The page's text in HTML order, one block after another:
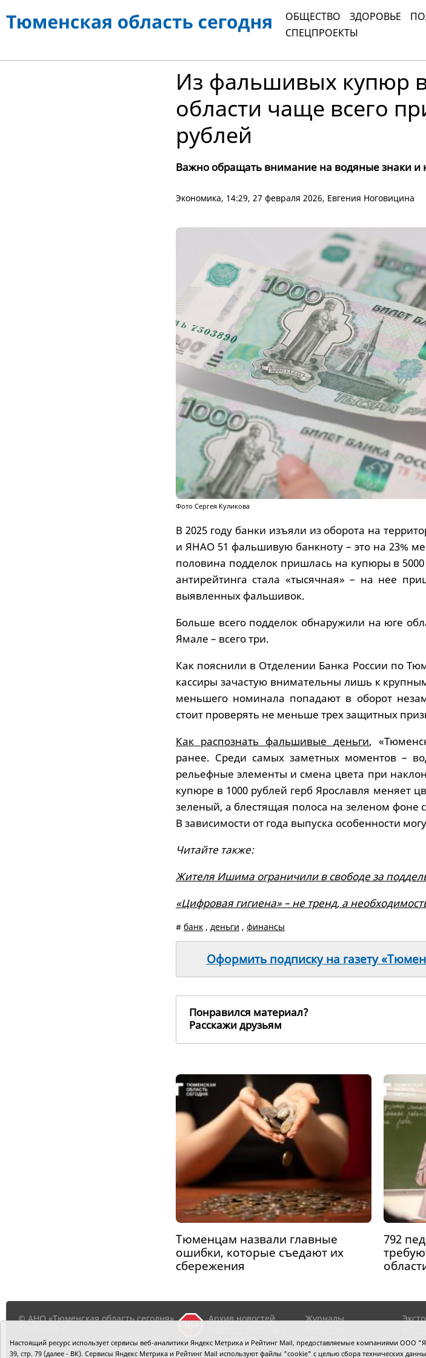
ОБЩЕСТВО ЗДОРОВЬЕ
СПЕЦПРОЕКТЫ
Из фальшивых купюр
области чаще всего
рублей
Важно обращать внимание на водяные знаки и
Экономика, 14:29, 27 февраля 2026, Евгения Ноговицина
Фото Сергея Куликова
В 2025 году банки изъяли из оборота на
и ЯНАО 51 фальшивую банкноту – это на 23%
половина подделок пришлась на купюры в
антирейтинга стала «тысячная» – на нее
выявленных фальшивок.
Больше всего подделок обнаружили на юге
Ямале – всего три.
Как пояснили в Отделении Банка России по
кассиры зачастую внимательны лишь к
меньшего номинала попадают в оборот
стоит проверять не меньше трех защитных
Как распознать фальшивые деньги,
ранее. Среди самых заметных моментов –
рельефные элементы и смена цвета при
купюре в 1000 рублей герб Ярославля меняет
зеленый, а блестящая полоса на зеленом фоне
В зависимости от года выпуска особенности
Читайте также:
Жителя Ишима ограничили в свободе за
«Цифровая гигиена» – не тренд, а
# банк , деньги , финансы
Оформить подписку на газету
Понравился материал?
Расскажи друзьям
Тюменцам назвали главные
ошибки, которые съедают их
сбережения
792
© АНО «Тюменская область сегодня»,
Архив новостей
районов ТО
Журналы
RSS поток
Настоящий ресурс использует сервисы веб-аналитики Яндекс Метрика и Рейтинг Mail, предоставляемые компаниями ООО
39, стр. 79 (далее - ВК). Сервисы Яндекс Метрика и Рейтинг Mail используют файлы "cookie" с целью сбора технических